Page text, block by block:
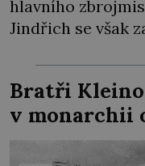
hlavního
Jindřich se však
cejchu zrádce
stačily! Škola
Hýzrle z Chodů
chlapec chce
Bratři
v monarchii